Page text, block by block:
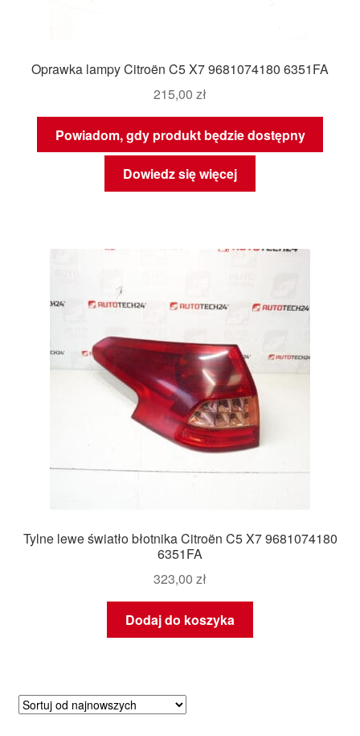
Oprawka lampy Citroën C5 X7 9681074180 6351FA
215,00 zł
Powiadom, gdy produkt będzie dostępny
Dowiedz się więcej
Tylne lewe światło błotnika Citroën C5 X7 9681074180
6351FA
323,00 zł
Dodaj do koszyka